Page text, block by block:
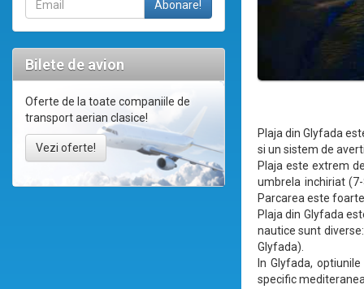
Bilete de avion
Oferte de la toate companiile de
transport aerian clasice!
Vezi oferte!
Plaja din Glyfada
si un sistem de
Plaja este extrem
umbrela inchiriat
Parcarea este
Plaja din Glyfada
nautice sunt
Glyfada).
In Glyfada,
specific